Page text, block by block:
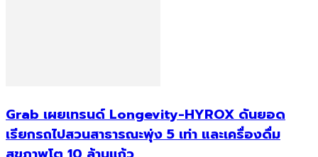
Grab เผยเทรนด์ Longevity-HYROX ดันยอด
เรียกรถไปสวนสาธารณะพุ่ง 5 เท่า และเครื่องดื่ม